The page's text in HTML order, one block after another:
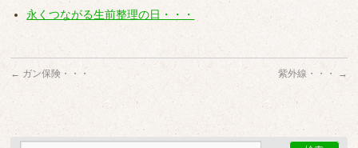
永くつながる生前整理の日・・・
← ガン保険・・・ 紫外線・・・ →